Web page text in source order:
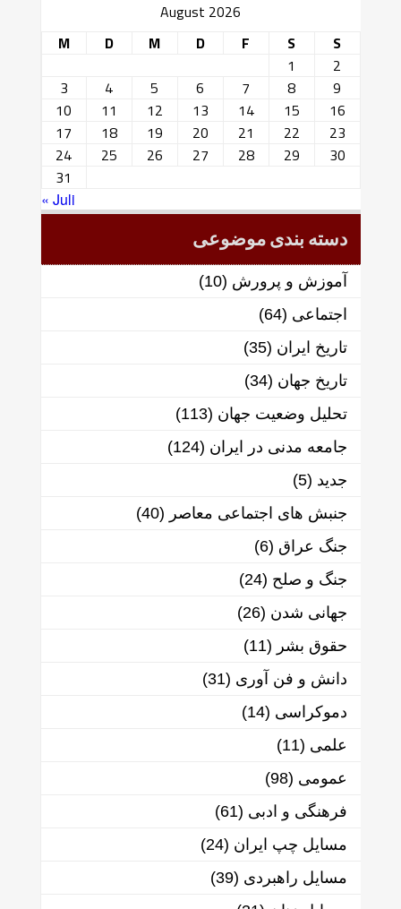
August 2026
M
D M D F S
S
1
2
3
4 5 6 7 8
9
10
11 12 13 14 15
16
17
18 19 20 21 22
23
24
25 26 27 28 29
30
31
« Juli
دسته بندی موضوعی
آموزش و پرورش (10)
اجتماعی (64)
تاریخ ایران (35)
تاریخ جهان (34)
تحلیل وضعیت جهان (113)
جامعه مدنی در ایران (124)
جدید (5)
جنبش های اجتماعی معاصر (40)
جنگ عراق (6)
جنگ و صلح (24)
جهانی شدن (26)
حقوق بشر (11)
دانش و فن آوری (31)
دموکراسی (14)
علمی (11)
عمومی (98)
فرهنگی و ادبی (61)
مسایل چپ ایران (24)
مسایل راهبردی (39)